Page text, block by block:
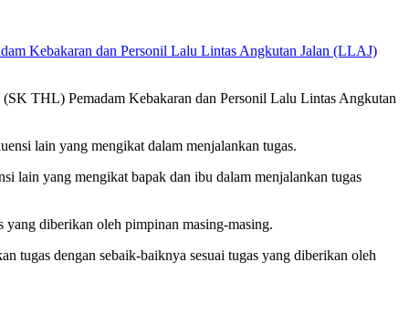
Kebakaran dan Personil Lalu Lintas Angkutan Jalan (LLAJ)
THL) Pemadam Kebakaran dan Personil Lalu Lintas Angkutan
lain yang mengikat dalam menjalankan tugas.
lain yang mengikat bapak dan ibu dalam menjalankan tugas
yang diberikan oleh pimpinan masing-masing.
tugas dengan sebaik-baiknya sesuai tugas yang diberikan oleh